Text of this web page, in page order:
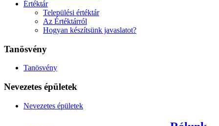
Értéktár
Települési értéktár
Az Értéktárról
Hogyan készítsünk javaslatot?
Tanösvény
Tanösvény
Nevezetes épületek
Nevezetes épületek